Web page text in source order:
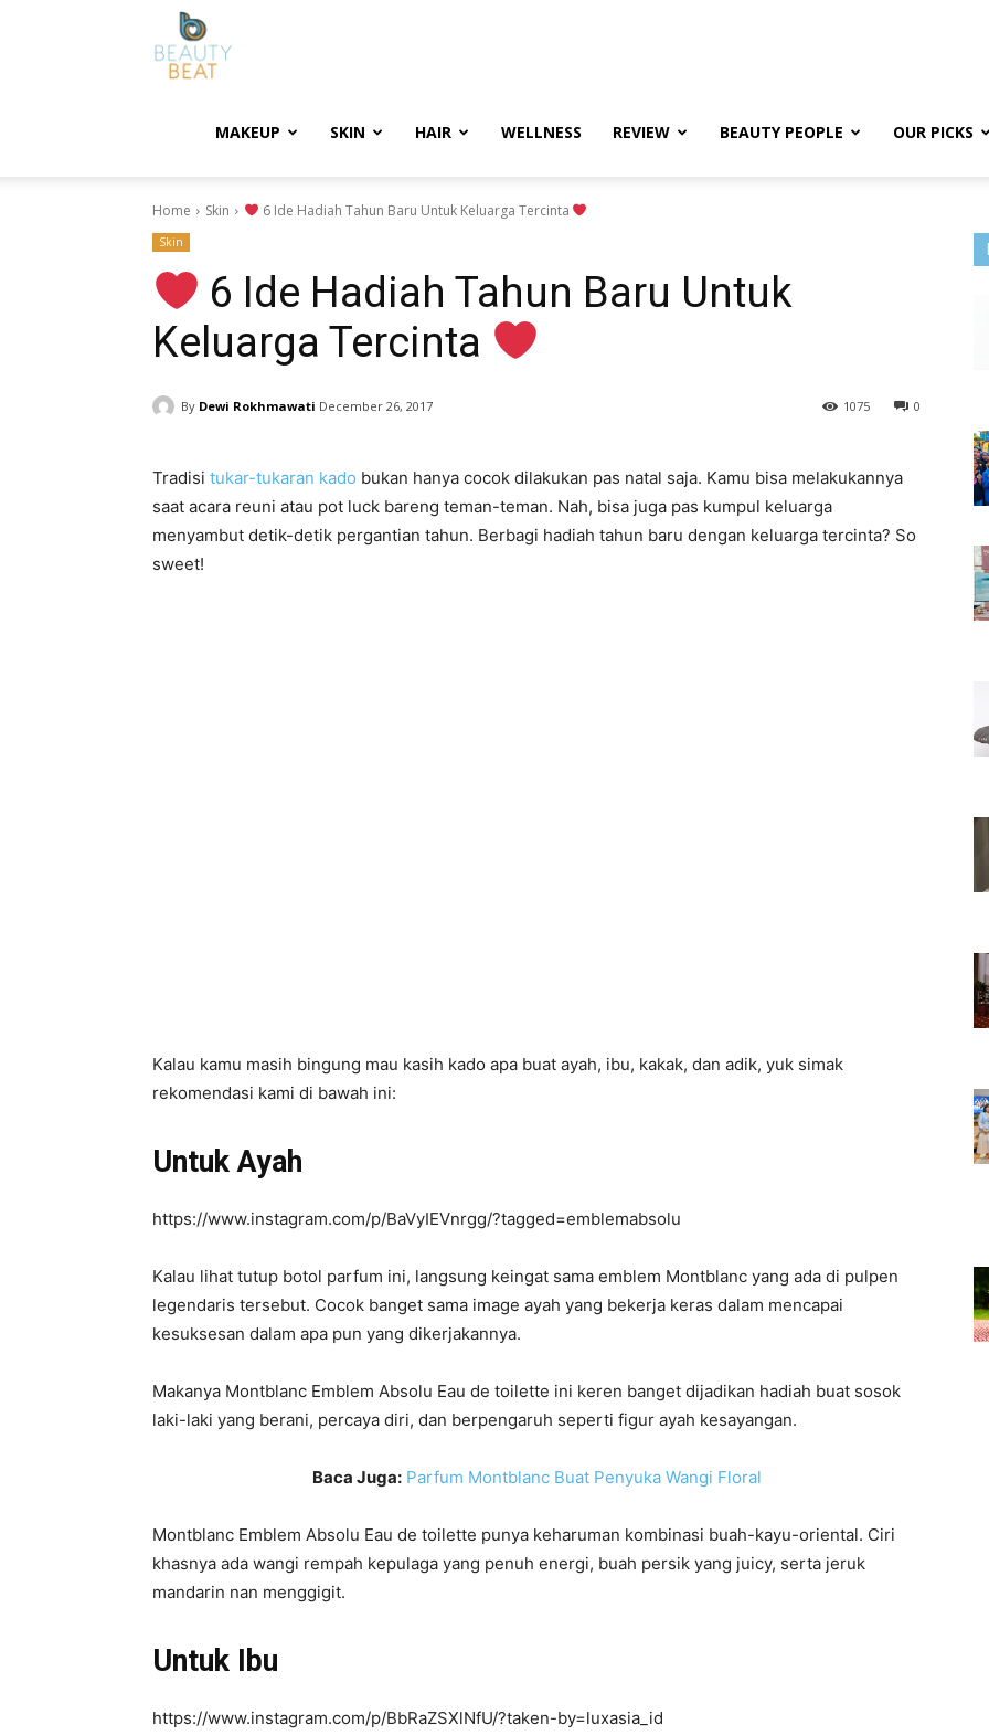
MAKEUP SKIN HAIR WELLNESS REVIEW BEAUTY PEOPLE OUR PICKS
Home Skin 6 Ide Hadiah Tahun Baru Untuk Keluarga Tercinta
Skin
6 Ide Hadiah Tahun Baru Untuk
Keluarga Tercinta
By Dewi Rokhmawati December 26, 2017 0
1075
Tradisi tukar-tukaran kado bukan hanya cocok dilakukan pas natal saja. Kamu bisa melakukannya
saat acara reuni atau pot luck bareng teman-teman. Nah, bisa juga pas kumpul keluarga
menyambut detik-detik pergantian tahun. Berbagi hadiah tahun baru dengan keluarga tercinta? So
sweet!
Kalau kamu masih bingung mau kasih kado apa buat ayah, ibu, kakak, dan adik, yuk simak
rekomendasi kami di bawah ini:
Untuk Ayah
https://www.instagram.com/p/BaVyIEVnrgg/?tagged=emblemabsolu
Kalau lihat tutup botol parfum ini, langsung keingat sama emblem Montblanc yang ada di pulpen
legendaris tersebut. Cocok banget sama image ayah yang bekerja keras dalam mencapai
kesuksesan dalam apa pun yang dikerjakannya.
Makanya Montblanc Emblem Absolu Eau de toilette ini keren banget dijadikan hadiah buat sosok
laki-laki yang berani, percaya diri, dan berpengaruh seperti figur ayah kesayangan.
Baca Juga: Parfum Montblanc Buat Penyuka Wangi Floral
Montblanc Emblem Absolu Eau de toilette punya keharuman kombinasi buah-kayu-oriental. Ciri
khasnya ada wangi rempah kepulaga yang penuh energi, buah persik yang juicy, serta jeruk
mandarin nan menggigit.
Untuk Ibu
https://www.instagram.com/p/BbRaZSXlNfU/?taken-by=luxasia_id